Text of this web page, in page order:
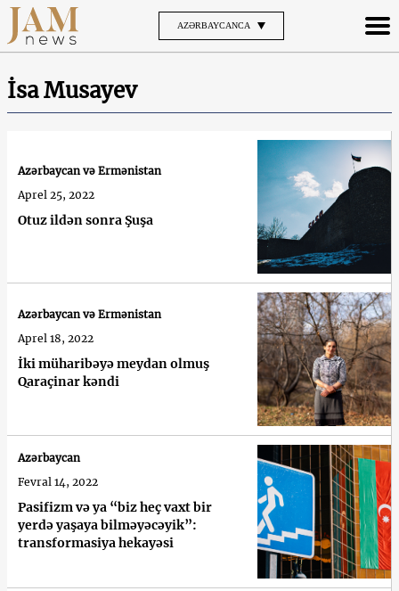
AZƏRBAYCANCA
İsa Мusayev
Otuz ildən sonra Şuşa
Azərbaycan və Ermənistan
Aprel 25, 2022
İki müharibəyə meydan olmuş
Qaraçinar kəndi
Azərbaycan və Ermənistan
Aprel 18, 2022
Pasifizm və ya “biz heç vaxt bir
yerdə yaşaya bilməyəcəyik”:
transformasiya hekayəsi
Azərbaycan
Fevral 14, 2022